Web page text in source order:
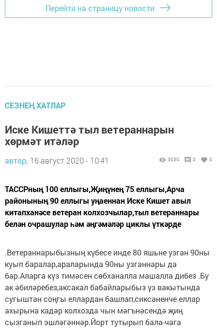
Перейти на страницу новости
СЕЗНЕҢ ХАТЛАР
Иске Кишеттә тыл ветераннарын
хөрмәт итәләр
автор, 16 август 2020 - 10:41 3030 0 0
ТАССРның 100 еллыгы,Җиңүнең 75 еллыгы,Арча
районының 90 еллыгы уңаеннан Иске Кишет авыл
китапханәсе ветеран колхозчылар,тыл ветераннары
белән очрашулар һәм әңгәмәләр циклы үткәрде
.Ветераннарыбызның күбесе инде 80 яшьне узган 90ны
куып баралар,араларында 90ны узганнары да
бар.Аларга күз тимәсен сөбханалла машалла дибез .Бу
ак әбиләребез,аксакал бабайларыбыз үз вакытында
сугыштан соңгы еллардан башлап,сиксәненче еллар
ахырына кадәр колхозда чын мәгънәсендә җиң
сызганып эшләгәннәр.Йорт тутырып бала-чага